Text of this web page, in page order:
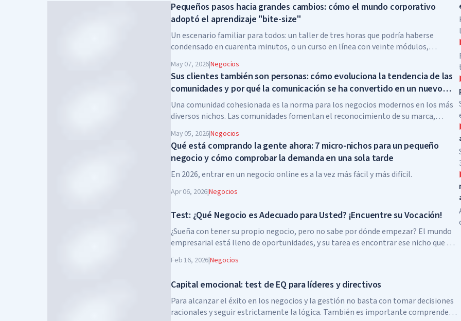
Pequeños pasos hacia grandes cambios: cómo el mundo corporativo
adoptó el aprendizaje "bite-size"
Un escenario familiar para todos: un taller de tres horas que podría haberse
condensado en cuarenta minutos, o un curso en línea con veinte módulos,
abandonado tras el segundo. Vivimos en una era de pensamiento fragmentado y
escasez crónica de tiempo, donde el desarrollo personal y el aprendizaje de cosas
nuevas a menudo quedan relegados a un segundo plano debido a asuntos más
urgentes.
May 07, 2026|Negocios
Sus clientes también son personas: cómo evoluciona la tendencia de las
comunidades y por qué la comunicación se ha convertido en un nuevo
activo valioso
Una comunidad cohesionada es la norma para los negocios modernos en los más
diversos nichos. Las comunidades fomentan el reconocimiento de su marca,
comunes en defensores o incluso embajadores de las marcas.
May 05, 2026|Negocios
Qué está comprando la gente ahora: 7 micro-nichos para un pequeño
negocio y cómo comprobar la demanda en una sola tarde
En 2026, entrar en un negocio online es a la vez más fácil y más difícil.
Apr 06, 2026|Negocios
Test: ¿Qué Negocio es Adecuado para Usted? ¡Encuentre su Vocación!
¿Sueña con tener su propio negocio, pero no sabe por dónde empezar? El mundo
empresarial está lleno de oportunidades, y su tarea es encontrar ese nicho que no
Feb 16, 2026|Negocios
Capital emocional: test de EQ para líderes y directivos
Para alcanzar el éxito en los negocios y la gestión no basta con tomar decisiones
racionales y seguir estrictamente la lógica. También es importante comprender